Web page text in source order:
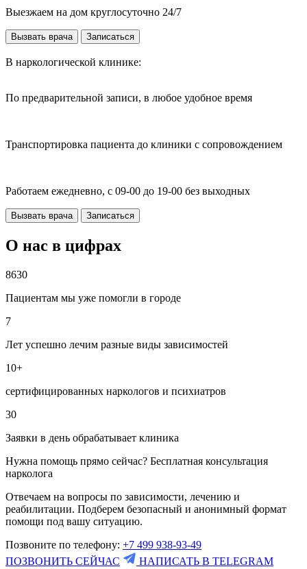
Выезжаем на дом круглосуточно 24/7
Вызвать врача Записаться
В наркологической клинике:
По предварительной записи, в любое удобное время
Транспортировка пациента до клиники с сопровождением
Работаем ежедневно, с 09-00 до 19-00 без выходных
Вызвать врача Записаться
О нас в цифрах
8630
Пациентам мы уже помогли в городе
7
Лет успешно лечим разные виды зависимостей
10+
сертифицированных наркологов и психиатров
30
Заявки в день обрабатывает клиника
Нужна помощь прямо сейчас? Бесплатная консультация
нарколога
Отвечаем на вопросы по зависимости, лечению и
реабилитации. Подберем безопасный и анонимный формат
помощи под вашу ситуацию.
Позвоните по телефону: +7 499 938-93-49
ПОЗВОНИТЬ СЕЙЧАС
НАПИСАТЬ В TELEGRAM